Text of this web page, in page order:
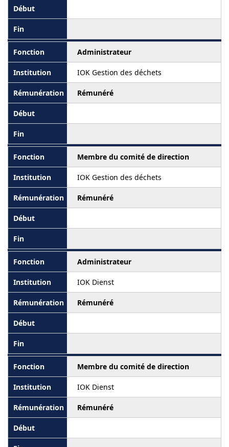
Administrateur
IOK Gestion des déchets
Rémunéré
Membre du comité de direction
IOK Gestion des déchets
Rémunéré
Administrateur
IOK Dienst
Rémunéré
Membre du comité de direction
IOK Dienst
Rémunéré